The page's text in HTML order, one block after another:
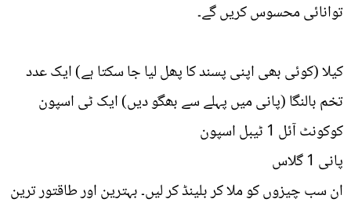
توانائی محسوس کریں گے۔
کیلا (کوئی بھی اپنی پسند کا پھل لیا جا سکتا ہے) ایک عدد
تخم بالنگا (پانی میں پہلے سے بھگو دیں) ایک ٹی اسپون
کوکونٹ آئل 1 ٹیبل اسپون
پانی 1 گلاس
ان سب چیزوں کو ملا کر بلینڈ کر لیں۔ بہترین اور طاقتور ترین